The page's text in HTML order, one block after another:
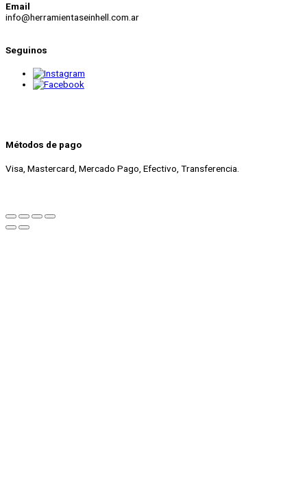
Email
info@herramientaseinhell.com.ar
Seguinos
Métodos de pago
Visa, Mastercard, Mercado Pago, Efectivo, Transferencia.